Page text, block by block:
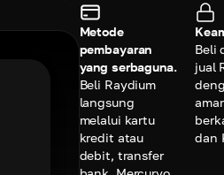
Metode
pembayaran
yang serbaguna.
Beli Raydium
langsung
melalui kartu
kredit atau
debit, transfer
Beli
jual
dan